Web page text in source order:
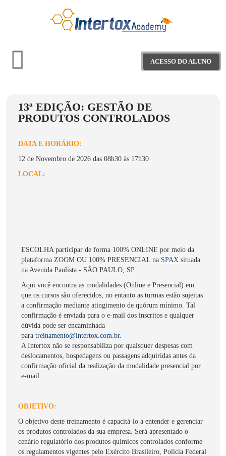
ACESSO DO ALUNO
Treinamentos
Webinars
13ª EDIÇÃO: GESTÃO DE
PRODUTOS CONTROLADOS
DATA E HORÁRIO:
12 de Novembro de 2026 das 08h30 às 17h30
LOCAL:
ESCOLHA participar de forma 100% ONLINE por meio da
plataforma ZOOM OU 100% PRESENCIAL na SPAX situada
na Avenida Paulista - SÃO PAULO, SP.
Aqui você encontra as modalidades (Online e Presencial) em
que os cursos são oferecidos, no entanto as turmas estão sujeitas
a confirmação mediante atingimento de quórum mínimo. Tal
confirmação é enviada para o e-mail dos inscritos e qualquer
dúvida pode ser encaminhada
para treinamento@intertox.com.br.
A Intertox não se responsabiliza por quaisquer despesas com
deslocamentos, hospedagens ou passagens adquiridas antes da
confirmação oficial da realização da modalidade presencial por
e-mail.
OBJETIVO:
O objetivo deste treinamento é capacitá-lo a entender e gerenciar
os produtos controlados da sua empresa. Será apresentado o
cenário regulatório dos produtos químicos controlados conforme
os regulamentos vigentes pelo Exército Brasileiro, Polícia Federal